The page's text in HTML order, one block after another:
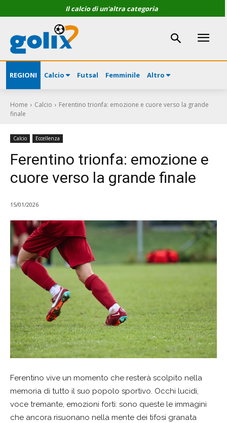
Il calcio di un'altra categoria
REGIONI Calcio Futsal Femminile Altro
Home Calcio
Ferentino trionfa: emozione e cuore verso la grande
finale
Calcio Eccellenza
Ferentino trionfa: emozione e
cuore verso la grande finale
15/01/2026
Ferentino vive un momento che resterà scolpito nella
memoria di tutto il suo popolo sportivo. Occhi lucidi,
voce tremante, emozioni forti: sono queste le immagini
che ancora risuonano nella mente dei tifosi granata